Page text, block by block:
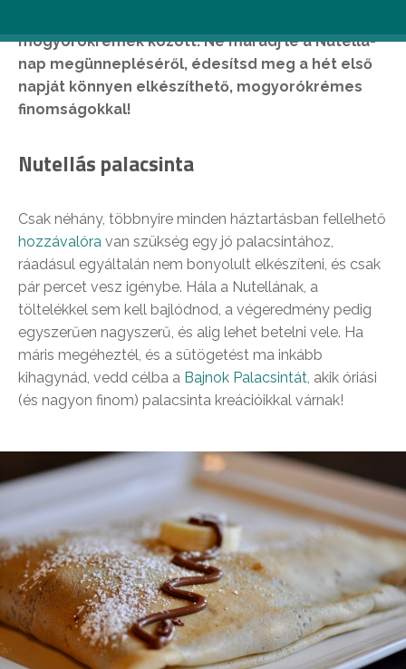
mogyorókrémek között. Ne maradj le a Nutella-
nap megünnepléséről, édesítsd meg a hét első
napját könnyen elkészíthető, mogyorókrémes
finomságokkal!
Nutellás palacsinta
Csak néhány, többnyire minden háztartásban fellelhető
hozzávalóra van szükség egy jó palacsintához,
ráadásul egyáltalán nem bonyolult elkészíteni, és csak
pár percet vesz igénybe. Hála a Nutellának, a
töltelékkel sem kell bajlódnod, a végeredmény pedig
egyszerűen nagyszerű, és alig lehet betelni vele. Ha
máris megéheztél, és a sütögetést ma inkább
kihagynád, vedd célba a Bajnok Palacsintát, akik óriási
(és nagyon finom) palacsinta kreációikkal várnak!